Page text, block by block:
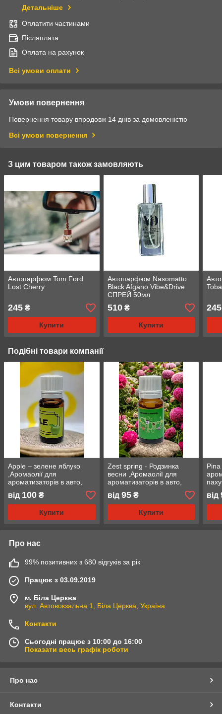
Детальніше
Оплатити частинами
Післяплата
Оплата на рахунок
Всі умови оплати
Умови повернення
Повернення товару впродовж 14 днів за домовленістю
Всі умови повернення
З цим товаром також замовляють
Автопарфюм Tom Ford
Lost Cherry
245 ₴
Купити
Автопарфюм Nasomatto
Black Afgano Vibe&Drive
СПРЕЙ 50мл
510₴
Купити
245
Подібні товари компанії
Apple – зелене яблуко
,Аромаолії для
ароматизаторів в авто,
від 100 ₴
Купити
Zest spring - Родзинка
весни ,Аромаолії для
ароматизаторів в авто,
від 95₴
Купити
від
Про нас
99% позитивних з 680 відгуків за рік
Працює з 03.09.2019
м. Біла Церква
вул. Автовокзальна 1, Біла Церква, Україна
Контакти
Сьогодні працює з 10:00 до 16:00
Показати весь графік роботи
Про нас
Контакти